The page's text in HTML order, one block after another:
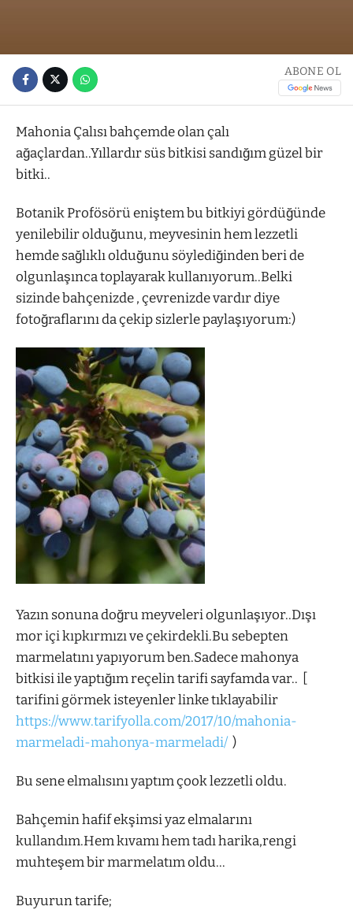
ABONE OL
Mahonia Çalısı bahçemde olan çalı
ağaçlardan..Yıllardır süs bitkisi sandığım güzel bir
bitki..
Botanik Profösörü eniştem bu bitkiyi gördüğünde
yenilebilir olduğunu, meyvesinin hem lezzetli
hemde sağlıklı olduğunu söylediğinden beri de
olgunlaşınca toplayarak kullanıyorum..Belki
sizinde bahçenizde , çevrenizde vardır diye
fotoğraflarını da çekip sizlerle paylaşıyorum:)
Yazın sonuna doğru meyveleri olgunlaşıyor..Dışı
mor içi kıpkırmızı ve çekirdekli.Bu sebepten
marmelatını yapıyorum ben.Sadece mahonya
bitkisi ile yaptığım reçelin tarifi sayfamda var.. [
tarifini görmek isteyenler linke tıklayabilir
https://www.tarifyolla.com/2017/10/mahonia-
marmeladi-mahonya-marmeladi/)
Bu sene elmalısını yaptım çook lezzetli oldu.
Bahçemin hafif ekşimsi yaz elmalarını
kullandım.Hem kıvamı hem tadı harika,rengi
muhteşem bir marmelatım oldu…
Buyurun tarife;